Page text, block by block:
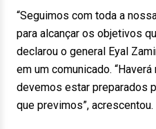
“Seguimos com toda a
para alcançar os objetivos
declarou o general Eyal
em um comunicado.
devemos estar preparados
que previmos”, acrescentou.